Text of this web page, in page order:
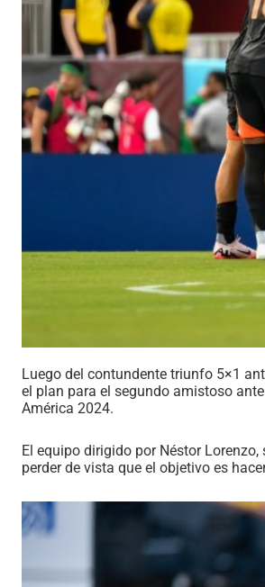
Luego del contundente triunfo 5×1
el plan para el segundo amistoso
América 2024.
El equipo dirigido por Néstor
perder de vista que el objetivo es